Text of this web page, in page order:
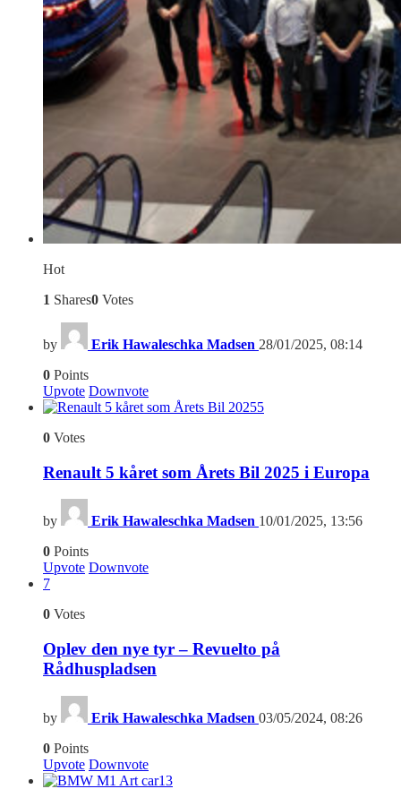
Hot
1 Shares0 Votes
by Erik Hawaleschka Madsen 28/01/2025, 08:14
0 Points
Upvote Downvote
5
0 Votes
Renault 5 kåret som Årets Bil 2025 i Europa
by Erik Hawaleschka Madsen 10/01/2025, 13:56
0 Points
Upvote Downvote
7
0 Votes
Oplev den nye tyr – Revuelto på
Rådhuspladsen
by Erik Hawaleschka Madsen 03/05/2024, 08:26
0 Points
Upvote Downvote
13